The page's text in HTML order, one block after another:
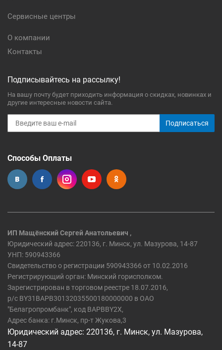
Сервисные центры
О компании
Контакты
Подписывайтесь на рассылку!
На вашу почту будет приходить информация о скидках, новинках и
другие интересные новости сайта.
Подписаться
Способы Оплаты
ИП Мащёнский Сергей Анатольевич ,
Юридический адрес: 220136, г. Минск, ул. Мазурова, 14-87
УНП: 590943366
Свидетельство о регистрации 590943366 от 10.02.2016
Регистрирующий орган: Минский горисполком.
Зарегистрирован в торговом реестре 18.07.2016,
р/c BY31BAPB30132035500180000000 в ОАО
"Белагропромбанк", код BAPBBY2X,
Адрес банка: г.Минск, пр-т Жукова,3
Юридический адрес: 220136, г. Минск, ул. Мазурова,
14-87